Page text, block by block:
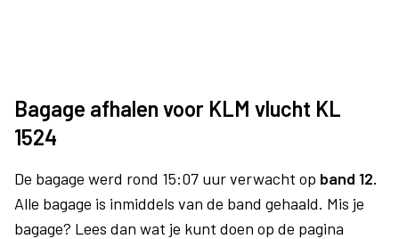
Bagage afhalen voor KLM vlucht KL
1524
De bagage werd rond 15:07 uur verwacht op band 12.
Alle bagage is inmiddels van de band gehaald. Mis je
bagage? Lees dan wat je kunt doen op de pagina